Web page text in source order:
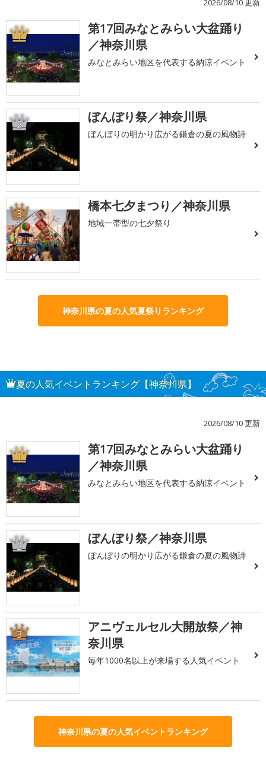
2026/08/10 更新
1
第17回みなとみらい大盆踊り
／神奈川県
みなとみらい地区を代表する納涼イベント
2 ぼんぼり祭／神奈川県
ぼんぼりの明かり広がる鎌倉の夏の風物詩
3 橋本七夕まつり／神奈川県
地域一帯型の七夕祭り
神奈川県の夏の人気夏祭りランキング
夏の人気イベントランキング【神奈川県】
2026/08/10 更新
1
第17回みなとみらい大盆踊り
／神奈川県
みなとみらい地区を代表する納涼イベント
2 ぼんぼり祭／神奈川県
ぼんぼりの明かり広がる鎌倉の夏の風物詩
3
アニヴェルセル大開放祭／神
奈川県
毎年1000名以上が来場する人気イベント
神奈川県の夏の人気イベントランキング